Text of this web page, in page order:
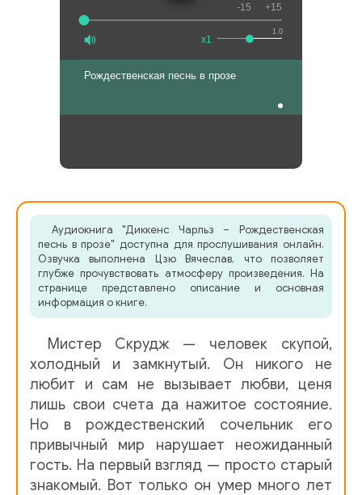
1.0
x1
-15 +15
Рождественская песнь в прозе
Аудиокнига "Диккенс Чарльз – Рождественская
песнь в прозе" доступна для прослушивания онлайн.
Озвучка выполнена Цзю Вячеслав, что позволяет
глубже прочувствовать атмосферу произведения. На
странице представлено описание и основная
информация о книге.
Мистер Скрудж — человек скупой,
холодный и замкнутый. Он никого не
любит и сам не вызывает любви, ценя
лишь свои счета да нажитое состояние.
Но в рождественский сочельник его
привычный мир нарушает неожиданный
гость. На первый взгляд — просто старый
знакомый. Вот только он умер много лет